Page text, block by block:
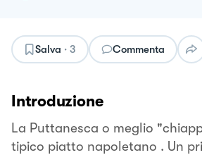
Salva · 3 Commenta
Introduzione
La Puttanesca o meglio
tipico piatto napoletano . Un